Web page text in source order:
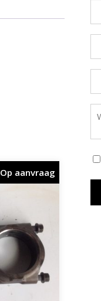
Op aanvraag